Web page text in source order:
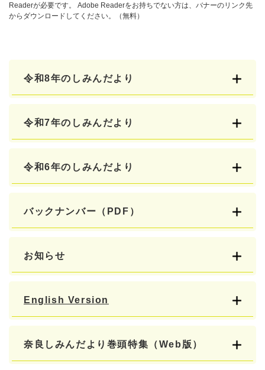
Readerが必要です。
Adobe Readerをお持ちでない方は、バナーのリンク先
からダウンロードしてください。（無料）
令和8年のしみんだより
令和7年のしみんだより
令和6年のしみんだより
バックナンバー（PDF）
お知らせ
English Version
奈良しみんだより巻頭特集（Web版）